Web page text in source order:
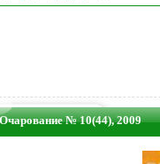
Очарование № 10(44), 2009